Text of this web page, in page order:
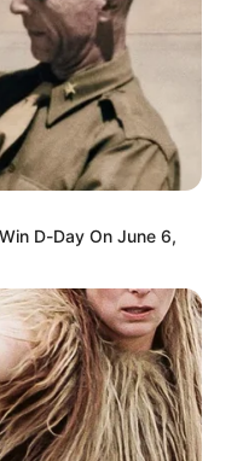
humanitaria en el
antioqueño:
atiende a 38
lleva 15 días
en el
antioqueño:
de las Farc
responsables
D-Day On June 6,